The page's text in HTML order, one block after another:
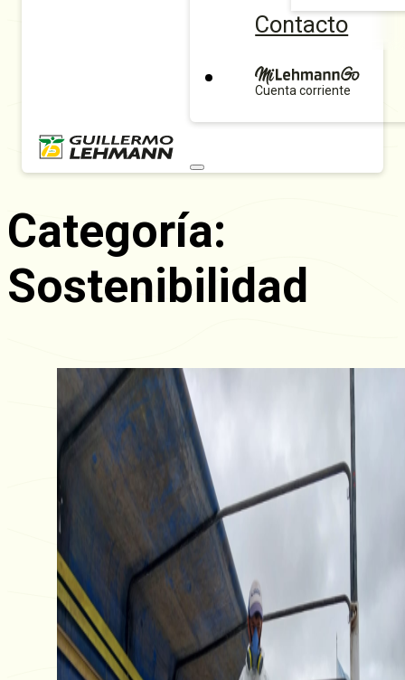
Contacto
Cuenta corriente
Categoría:
Sostenibilidad